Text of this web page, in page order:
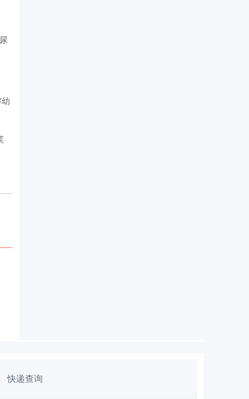
快递查询